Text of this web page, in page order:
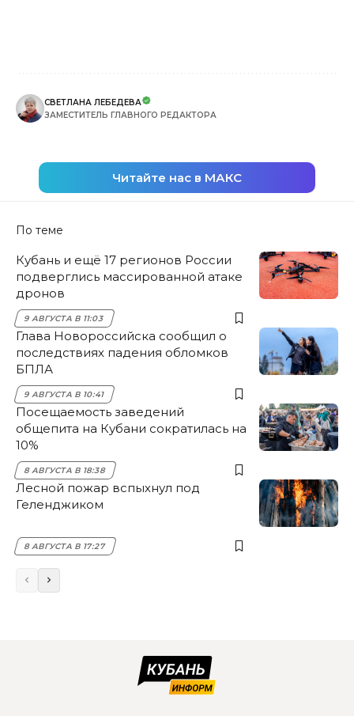
СВЕТЛАНА ЛЕБЕДЕВА
ЗАМЕСТИТЕЛЬ ГЛАВНОГО РЕДАКТОРА
Читайте нас в МАКС
По теме
Кубань и ещё 17 регионов России
подверглись массированной атаке
дронов
9 АВГУСТА В 11:03
Глава Новороссийска сообщил о
последствиях падения обломков
БПЛА
9 АВГУСТА В 10:41
Посещаемость заведений
общепита на Кубани сократилась на
10%
8 АВГУСТА В 18:38
Лесной пожар вспыхнул под
Геленджиком
8 АВГУСТА В 17:27